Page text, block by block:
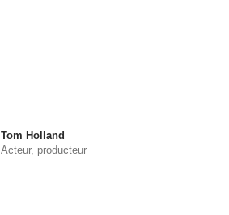
Tom Holland
Acteur, producteur